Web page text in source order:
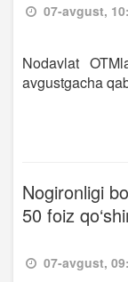
07-avgust,
Nodavlat
avgustgacha
Nogironligi
50 foiz
07-avgust,